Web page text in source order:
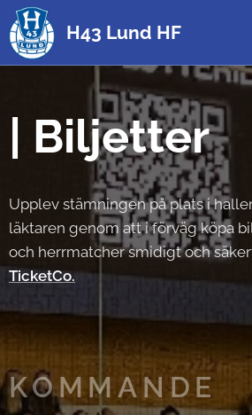
H43 Lund HF
Biljetter
Upplev stämningen på plats i
läktaren genom att i förväg köpa
och herrmatcher smidigt och
TicketCo.
KOMMANDE